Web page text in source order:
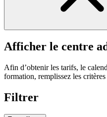
Afficher le centre
Afin d’obtenir les tarifs, le
formation, remplissez les
Filtrer